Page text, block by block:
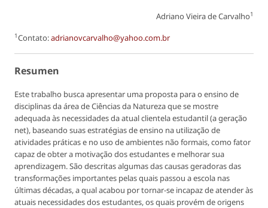
Adriano Vieira de Carvalho1
1Contato:adrianovcarvalho@yahoo.com.br
Resumen
Este trabalho busca apresentar uma proposta para o ensino de
disciplinas da área de Ciências da Natureza que se mostre
adequada às necessidades da atual clientela estudantil (a geração
net), baseando suas estratégias de ensino na utilização de
atividades práticas e no uso de ambientes não formais, como fator
capaz de obter a motivação dos estudantes e melhorar sua
aprendizagem. São descritas algumas das causas geradoras das
transformações importantes pelas quais passou a escola nas
últimas décadas, a qual acabou por tornar-se incapaz de atender às
atuais necessidades dos estudantes, os quais provém de origens